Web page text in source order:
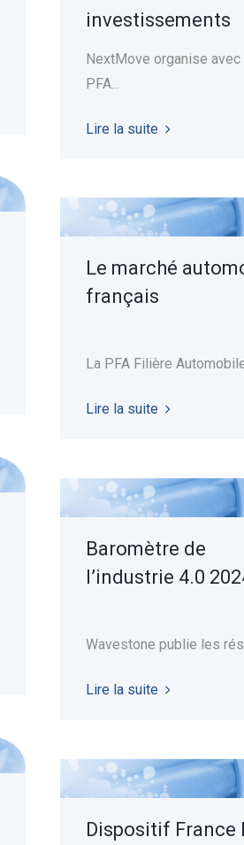
investissements
NextMove organise avec
PFA...
Lire la suite
Le marché
français
La PFA Filière Automobile
Lire la suite
Baromètre de
l’industrie 4.0
Wavestone publie les
Lire la suite
Dispositif France